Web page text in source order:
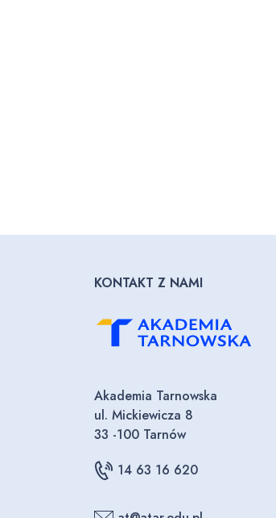
KONTAKT Z NAMI
Akademia Tarnowska
ul. Mickiewicza 8
33 -100 Tarnów
14 63 16 620